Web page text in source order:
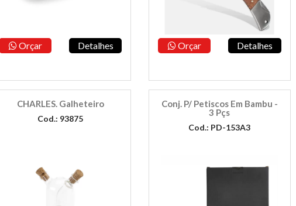
Orçar Detalhes Orçar Detalhes
CHARLES. Galheteiro
Cod.: 93875
Conj. P/ Petiscos Em Bambu -
3 Pçs
Cod.: PD-153A3